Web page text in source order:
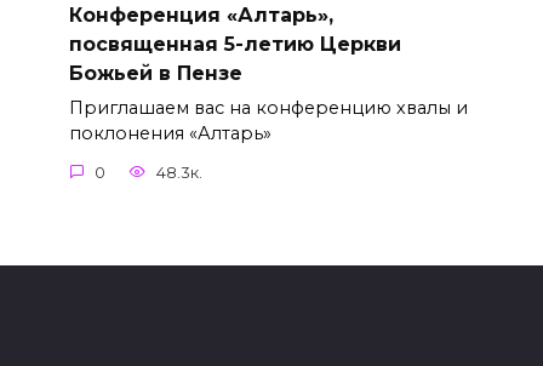
Конференция «Алтарь»,
посвященная 5-летию Церкви
Божьей в Пензе
Приглашаем вас на конференцию хвалы и
поклонения «Алтарь»
0 48.3к.